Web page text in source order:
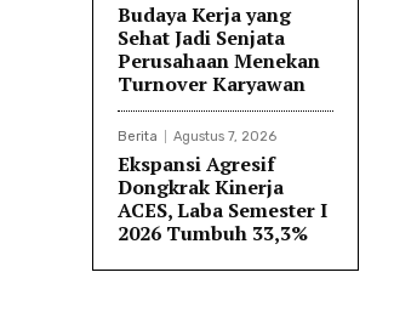
Budaya Kerja yang
Sehat Jadi Senjata
Perusahaan Menekan
Turnover Karyawan
Berita Agustus 7, 2026
Ekspansi Agresif
Dongkrak Kinerja
ACES, Laba Semester I
2026 Tumbuh 33,3%